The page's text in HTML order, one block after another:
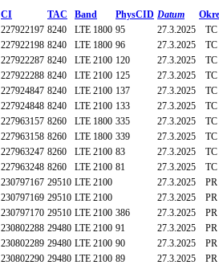
CI TAC Band PhysCID Datum
227922197 8240 LTE 1800 95 27.3.2025
TC
227922198 8240 LTE 1800 96 27.3.2025
TC
227922287 8240 LTE 2100 120 27.3.2025
TC
227922288 8240 LTE 2100 125 27.3.2025
TC
227924847 8240 LTE 2100 137 27.3.2025
TC
227924848 8240 LTE 2100 133 27.3.2025
TC
227963157 8260 LTE 1800 335 27.3.2025
TC
227963158 8260 LTE 1800 339 27.3.2025
TC
227963247 8260 LTE 2100 83 27.3.2025
TC
227963248 8260 LTE 2100 81 27.3.2025
TC
230797167 29510 LTE 2100 27.3.2025
PR
230797169 29510 LTE 2100 27.3.2025
PR
230797170 29510 LTE 2100 386 27.3.2025
PR
230802288 29480 LTE 2100 91 27.3.2025
PR
230802289 29480 LTE 2100 90 27.3.2025
PR
230802290 29480 LTE 2100 89 27.3.2025
PR